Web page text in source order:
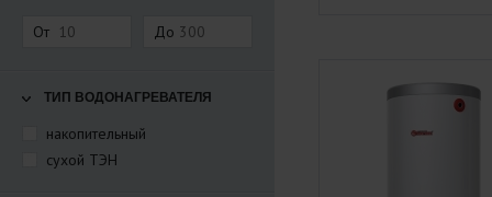
От До
ТИП ВОДОНАГРЕВАТЕЛЯ
накопительный
сухой ТЭН